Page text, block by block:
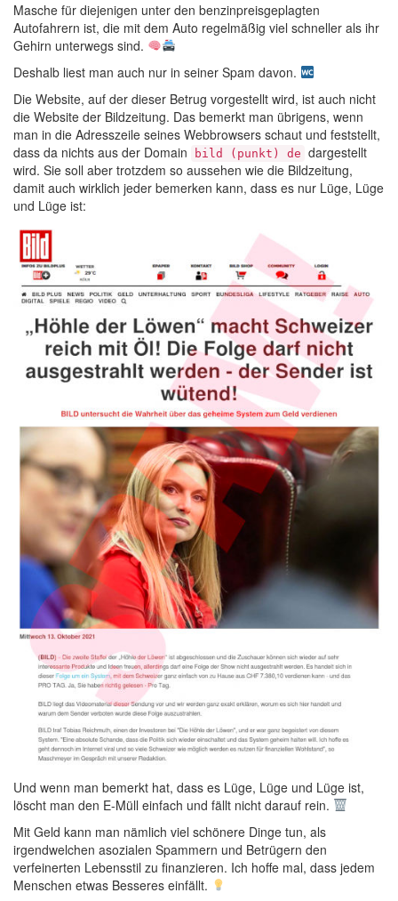
Masche für diejenigen unter den benzinpreisgeplagten
Autofahrern ist, die mit dem Auto regelmäßig viel schneller als ihr
Gehirn unterwegs sind.
Deshalb liest man auch nur in seiner Spam davon.
Die Website, auf der dieser Betrug vorgestellt wird, ist auch nicht
die Website der Bildzeitung. Das bemerkt man übrigens, wenn
man in die Adresszeile seines Webbrowsers schaut und feststellt,
dass da nichts aus der Domain
bild (punkt) de dargestellt
wird. Sie soll aber trotzdem so aussehen wie die Bildzeitung,
damit auch wirklich jeder bemerken kann, dass es nur Lüge, Lüge
und Lüge ist:
Und wenn man bemerkt hat, dass es Lüge, Lüge und Lüge ist,
löscht man den E-Müll einfach und fällt nicht darauf rein.
Mit Geld kann man nämlich viel schönere Dinge tun, als
irgendwelchen asozialen Spammern und Betrügern den
verfeinerten Lebensstil zu finanzieren. Ich hoffe mal, dass jedem
Menschen etwas Besseres einfällt.